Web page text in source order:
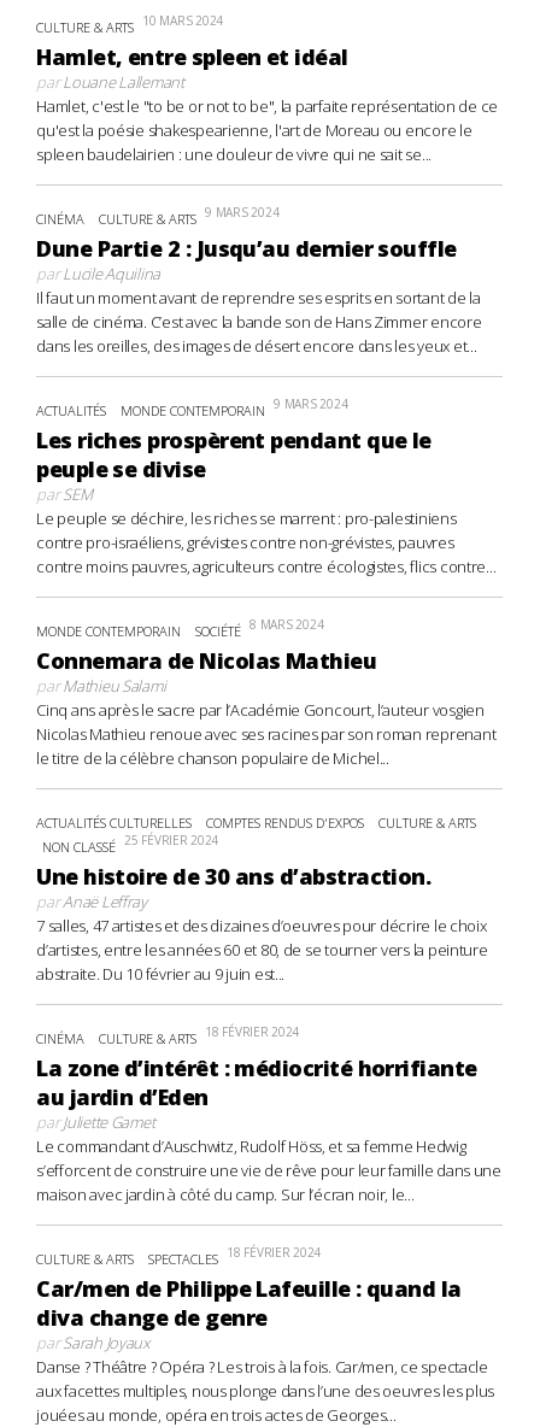
CULTURE & ARTS 10 MARS 2024
Hamlet, entre spleen et idéal
parLouane Lallemant
Hamlet, c'est le "to be or not to be", la parfaite représentation de ce
qu'est la poésie shakespearienne, l'art de Moreau ou encore le
spleen baudelairien : une douleur de vivre qui ne sait se...
CINÉMA CULTURE & ARTS 9 MARS 2024
Dune Partie 2 : Jusqu’au dernier souffle
parLucile Aquilina
Il faut un moment avant de reprendre ses esprits en sortant de la
salle de cinéma. C’est avec la bande son de Hans Zimmer encore
dans les oreilles, des images de désert encore dans les yeux et...
ACTUALITÉS MONDE CONTEMPORAIN 9 MARS 2024
Les riches prospèrent pendant que le
peuple se divise
parSEM
Le peuple se déchire, les riches se marrent : pro-palestiniens
contre pro-israéliens, grévistes contre non-grévistes, pauvres
contre moins pauvres, agriculteurs contre écologistes, flics contre...
MONDE CONTEMPORAIN SOCIÉTÉ 8 MARS 2024
Connemara de Nicolas Mathieu
parMathieu Salami
Cinq ans après le sacre par l’Académie Goncourt, l’auteur vosgien
Nicolas Mathieu renoue avec ses racines par son roman reprenant
le titre de la célèbre chanson populaire de Michel...
ACTUALITÉS CULTURELLES COMPTES RENDUS D'EXPOS
CULTURE & ARTS
NON CLASSÉ 25 FÉVRIER 2024
Une histoire de 30 ans d’abstraction.
parAnaë Leffray
7 salles, 47 artistes et des dizaines d’oeuvres pour décrire le choix
d’artistes, entre les années 60 et 80, de se tourner vers la peinture
abstraite. Du 10 février au 9 juin est...
CINÉMA CULTURE & ARTS 18 FÉVRIER 2024
La zone d’intérêt : médiocrité horrifiante
au jardin d’Eden
parJuliette Gamet
Le commandant d’Auschwitz, Rudolf Höss, et sa femme Hedwig
s’efforcent de construire une vie de rêve pour leur famille dans une
maison avec jardin à côté du camp. Sur l’écran noir, le...
CULTURE & ARTS SPECTACLES 18 FÉVRIER 2024
Car/men de Philippe Lafeuille : quand la
diva change de genre
parSarah Joyaux
Danse ? Théâtre ? Opéra ? Les trois à la fois. Car/men, ce spectacle
aux facettes multiples, nous plonge dans l’une des oeuvres les plus
jouées au monde, opéra en trois actes de Georges...